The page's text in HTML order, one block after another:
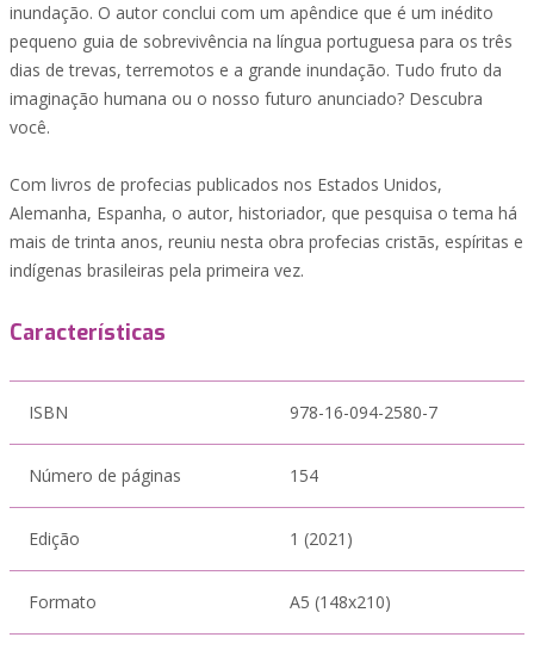
inundação. O autor conclui com um apêndice que é um inédito
pequeno guia de sobrevivência na língua portuguesa para os três
dias de trevas, terremotos e a grande inundação. Tudo fruto da
imaginação humana ou o nosso futuro anunciado? Descubra
você.
Com livros de profecias publicados nos Estados Unidos,
Alemanha, Espanha, o autor, historiador, que pesquisa o tema há
mais de trinta anos, reuniu nesta obra profecias cristãs, espíritas e
indígenas brasileiras pela primeira vez.
Características
ISBN 978-16-094-2580-7
Número de páginas 154
Edição 1 (2021)
Formato A5 (148x210)